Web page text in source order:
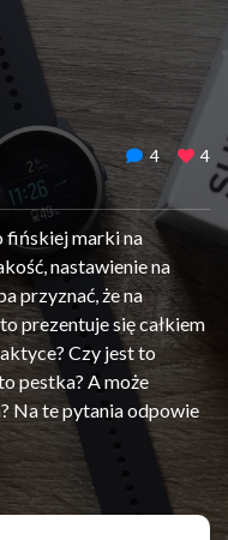
4 4
fińskiej marki na
nastawienie na
przyznać, że na
prezentuje się całkiem
Czy jest to
pestka? A może
Na te pytania odpowie